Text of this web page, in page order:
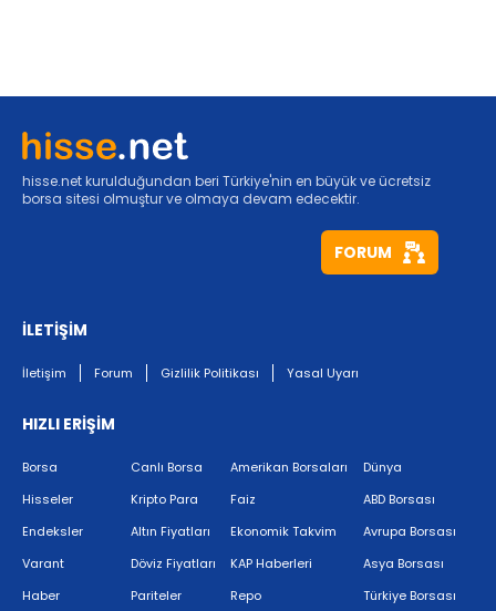
hisse.net kurulduğundan beri Türkiye'nin en büyük ve ücretsiz
borsa sitesi olmuştur ve olmaya devam edecektir.
FORUM
İLETİŞİM
İletişim Forum Gizlilik Politikası Yasal Uyarı
HIZLI ERİŞİM
Borsa
Hisseler
Endeksler
Varant
Haber
Canlı Borsa
Kripto Para
Altın Fiyatları
Döviz Fiyatları
Pariteler
Amerikan Borsaları
Faiz
Ekonomik Takvim
KAP Haberleri
Repo
Dünya
ABD Borsası
Avrupa Borsası
Asya Borsası
Türkiye Borsası